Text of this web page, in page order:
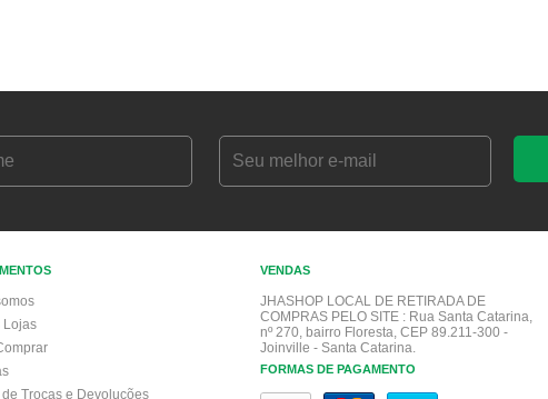
Lojas
de Trocas e Devoluções
VENDAS
JHASHOP LOCAL DE RETIRADA DE
COMPRAS PELO SITE : Rua Santa Catarina,
nº 270, bairro Floresta, CEP 89.211-300 -
Joinville - Santa Catarina.
FORMAS DE PAGAMENTO